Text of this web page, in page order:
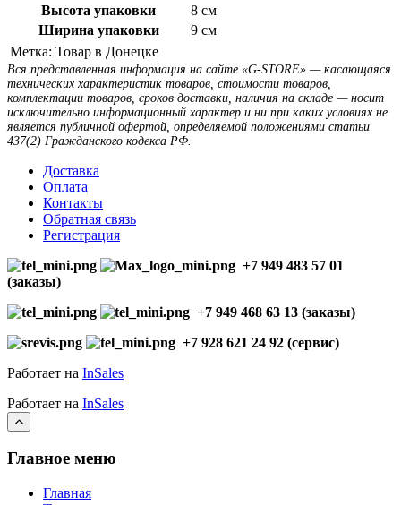
Высота упаковки
8 см
Ширина упаковки
9 см
Метка: Товар в Донецке
Вся представленная информация на сайте «G-STORE» — касающаяся
технических характеристик товаров, стоимости товаров,
комплектации товаров, сроков доставки, наличия на складе — носит
исключительно информационный характер и ни при каких условиях не
является публичной офертой, определяемой положениями статьи
437(2) Гражданского кодекса РФ.
Доставка
Оплата
Контакты
Обратная связь
Регистрация
+7 949 483 57 01
(заказы)
+7 949 468 63 13 (заказы)
+7 928 621 24 92 (сервис)
Работает на InSales
Работает на InSales
Главное меню
Главная